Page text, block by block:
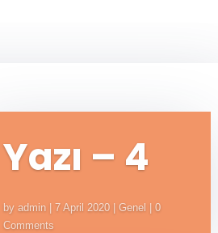
Yazı – 4
byadmin |7 April 2020 |Genel
| 0
Comments